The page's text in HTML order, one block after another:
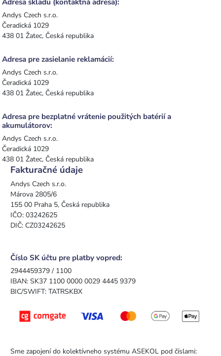
Andys Czech s.r.o.
Čeradická 1029
438 01 Žatec, Česká republika
Adresa pre zasielanie reklamácií:
Andys Czech s.r.o.
Čeradická 1029
438 01 Žatec, Česká republika
Adresa pre bezplatné vrátenie použitých batérií a
akumulátorov:
Andys Czech s.r.o.
Čeradická 1029
438 01 Žatec, Česká republika
Fakturačné údaje
Andys Czech s.r.o.
Márova 2805/6
155 00 Praha 5, Česká republika
IČO: 03242625
DIČ: CZ03242625
Číslo SK účtu pre platby vopred:
2944459379 / 1100
IBAN: SK37 1100 0000 0029 4445 9379
BIC/SWIFT: TATRSKBX
Sme zapojení do kolektívneho systému ASEKOL pod číslami: